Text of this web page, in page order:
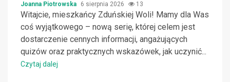
Joanna Piotrowska 6 sierpnia 2026 13
Witajcie, mieszkańcy Zduńskiej Woli! Mamy dla Was
coś wyjątkowego – nową serię, której celem jest
dostarczenie cennych informacji, angażujących
quizów oraz praktycznych wskazówek, jak uczynić...
Czytaj dalej